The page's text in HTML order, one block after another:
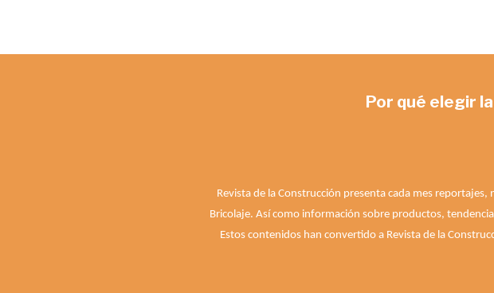
Por qué elegir
Revista de la Construcción presenta cada mes
Bricolaje. Así como información sobre productos,
Estos contenidos han convertido a Revista de la